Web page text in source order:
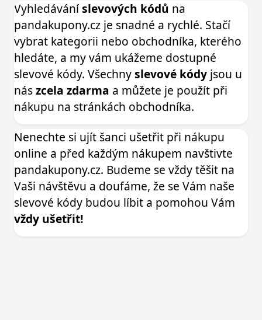
Vyhledáváníslevových kódů na
pandakupony.cz je snadné a rychlé. Stačí
vybrat kategorii nebo obchodníka, kterého
hledáte, a my vám ukážeme dostupné
slevové kódy. Všechnyslevové kódy jsou u
nászcela zdarma a můžete je použít při
nákupu na stránkách obchodníka.
Nenechte si ujít šanci ušetřit při nákupu
online a před každým nákupem navštivte
pandakupony.cz. Budeme se vždy těšit na
Vaši návštěvu a doufáme, že se Vám naše
slevové kódy budou líbit a pomohou Vám
vždy ušetřit!